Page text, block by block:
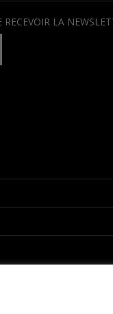
RECEVOIR LA